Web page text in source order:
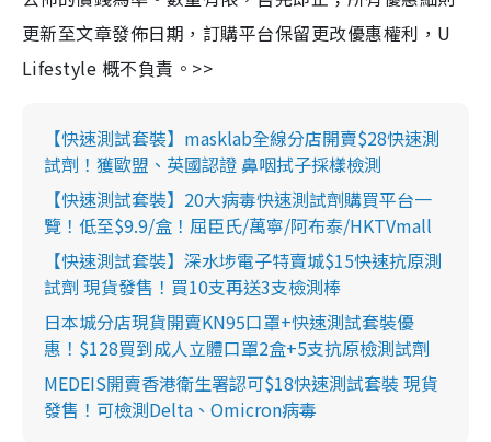
更新至文章發佈日期，訂購平台保留更改優惠權利，U
Lifestyle 概不負責。>>
【快速測試套裝】masklab全線分店開賣$28快速測
試劑！獲歐盟、英國認證 鼻咽拭子採樣檢測
【快速測試套裝】20大病毒快速測試劑購買平台一
覽！低至$9.9/盒！屈臣氏/萬寧/阿布泰/HKTVmall
【快速測試套裝】深水埗電子特賣城$15快速抗原測
試劑 現貨發售！買10支再送3支檢測棒
日本城分店現貨開賣KN95口罩+快速測試套裝優
惠！$128買到成人立體口罩2盒+5支抗原檢測試劑
MEDEIS開賣香港衛生署認可$18快速測試套裝 現貨
發售！可檢測Delta、Omicron病毒